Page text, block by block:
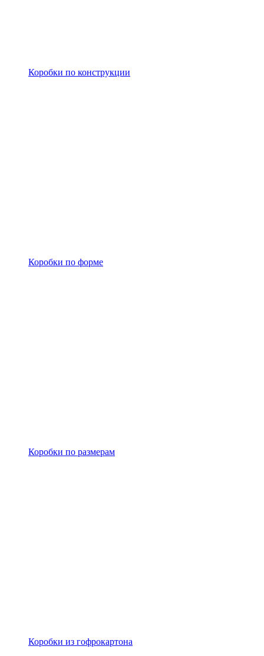
Коробки по конструкции
Коробки по форме
Коробки по размерам
Коробки из гофрокартона